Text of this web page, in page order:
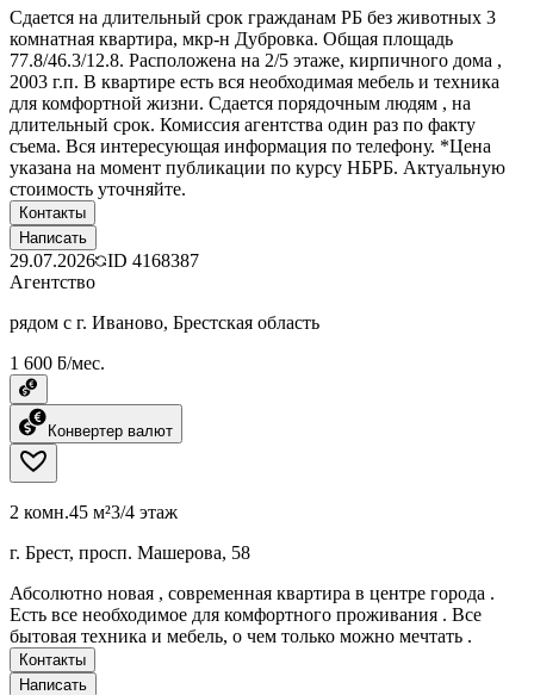
Сдается на длительный срок гражданам РБ без животных 3
комнатная квартира, мкр-н Дубровка. Общая площадь
77.8/46.3/12.8. Расположена на 2/5 этаже, кирпичного дома ,
2003 г.п. В квартире есть вся необходимая мебель и техника
для комфортной жизни. Сдается порядочным людям , на
длительный срок. Комиссия агентства один раз по факту
съема. Вся интересующая информация по телефону. *Цена
указана на момент публикации по курсу НБРБ. Актуальную
стоимость уточняйте.
Контакты
Написать
29.07.2026 ID 4168387
Агентство
рядом с г. Иваново, Брестская область
1 600 ƃ/мес.
Конвертер валют
2 комн.45 м²3/4 этаж
г. Брест, просп. Машерова, 58
Абсолютно новая , современная квартира в центре города .
Есть все необходимое для комфортного проживания . Все
бытовая техника и мебель, о чем только можно мечтать .
Контакты
Написать